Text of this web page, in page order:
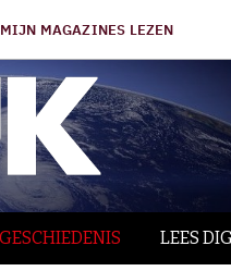
MIJN MAGAZINES LEZEN
GESCHIEDENIS LEES